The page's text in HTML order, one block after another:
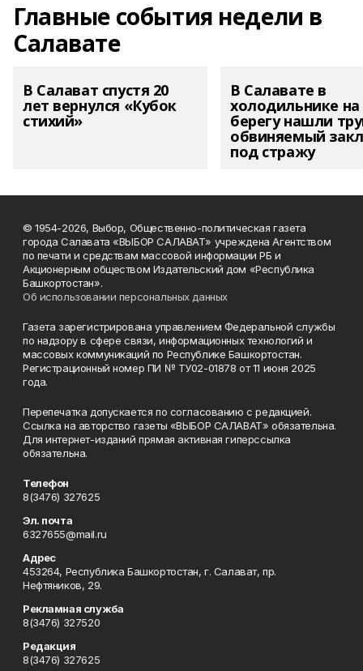
Главные события недели в
Салавате
В Салават спустя 20
лет вернулся «Кубок
стихий»
В Салавате в
холодильнике на
берегу нашли
обвиняемый
под стражу
© 1954-2026, Выбор, Общественно-политическая газета
города Салавата «ВЫБОР САЛАВАТ» учреждена Агентством
по печати и средствам массовой информации РБ и
Акционерным обществом Издательский дом «Республика
Башкортостан».
Об использовании персональных данных
Газета зарегистрирована управлением Федеральной службы
по надзору в сфере связи, информационных технологий и
массовых коммуникаций по Республике Башкортостан.
Регистрационный номер ПИ № ТУ02-01878 от 11 июня 2025
года.
Перепечатка допускается по согласованию с редакцией.
Ссылка на авторство газеты «ВЫБОР САЛАВАТ» обязательна.
Для интернет-изданий прямая активная гиперссылка
обязательна.
Телефон
8(3476) 327625
Эл. почта
6327655@mail.ru
Адрес
453264, Республика Башкортостан, г. Салават, пр.
Нефтяников, 29.
Рекламная служба
8(3476) 327520
Редакция
8(3476) 327625